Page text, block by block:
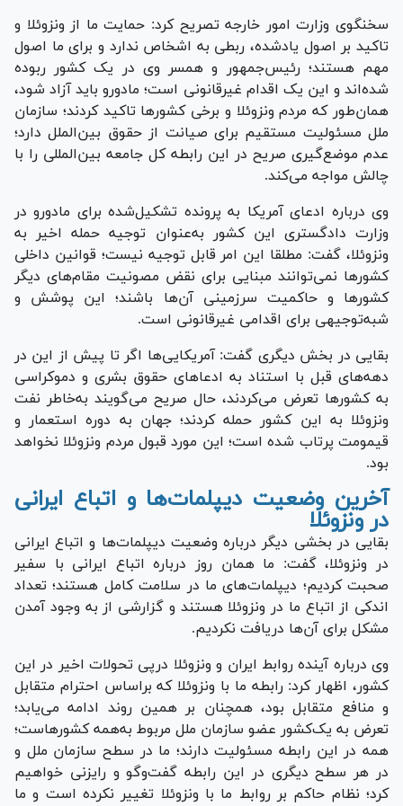
سخنگوی وزارت امور خارجه تصریح کرد: حمایت ما از ونزوئلا و
تاکید بر اصول یادشده، ربطی به اشخاص ندارد و برای ما اصول
مهم هستند؛ رئیس‌جمهور و همسر وی در یک کشور ربوده
شده‌اند و این یک اقدام غیرقانونی است؛ مادورو باید آزاد شود،
همان‌طور که مردم ونزوئلا و برخی کشور‌ها تاکید کردند؛ سازمان
ملل مسئولیت مستقیم برای صیانت از حقوق بین‌الملل دارد؛
عدم موضع‌گیری صریح در این رابطه کل جامعه بین‌المللی را با
چالش مواجه می‌کند.
وی درباره ادعای آمریکا به پرونده تشکیل‌شده برای مادورو در
وزارت دادگستری این کشور به‌عنوان توجیه حمله اخیر به
ونزوئلا، گفت: مطلقا این امر قابل توجیه نیست؛ قوانین داخلی
کشورها نمی‌توانند مبنایی برای نقض مصونیت مقام‌های دیگر
کشورها و حاکمیت سرزمینی آن‌ها باشند؛ این پوشش و
شبه‌‌توجیهی برای اقدامی غیرقانونی است.
بقایی در بخش دیگری گفت: آمریکایی‌ها اگر تا پیش از این در
دهه‌های قبل با استناد به ادعا‌های حقوق بشری و دموکراسی
به کشور‌ها تعرض می‌کردند، حال صریح می‌گویند به‌خاطر نفت
ونزوئلا به این کشور حمله کردند؛ جهان به دوره استعمار و
قیمومت پرتاب شده است؛ این مورد قبول مردم ونزوئلا نخواهد
بود.
آخرین وضعیت دیپلمات‌ها و اتباع ایرانی
در ونزوئلا
بقایی در بخشی دیگر درباره وضعیت دیپلمات‌ها و اتباع ایرانی
در ونزوئلا، گفت: ما همان روز درباره اتباع ایرانی با سفیر
صحبت کردیم؛ دیپلمات‌های ما در سلامت کامل هستند؛ تعداد
اندکی از اتباع ما در ونزوئلا هستند و گزارشی از به وجود آمدن
مشکل برای آن‌ها دریافت نکردیم.
وی درباره آینده روابط ایران و ونزوئلا درپی تحولات اخیر در این
کشور، اظهار کرد: رابطه ما با ونزوئلا که براساس احترام متقابل
و منافع متقابل بود، همچنان بر همین روند ادامه می‌یابد؛
تعرض به یک‌کشور عضو سازمان ملل مربوط به‌همه کشورهاست؛
همه در این رابطه مسئولیت دارند؛ ما در سطح سازمان ملل و
در هر سطح دیگری در این رابطه گفت‌وگو و رایزنی خواهیم
کرد؛ نظام حاکم بر روابط ما با ونزوئلا تغییر نکرده است و ما